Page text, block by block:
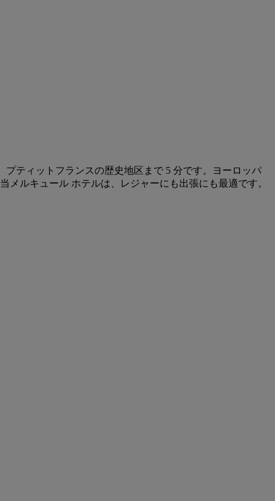
ティットフランスの歴史地区まで 5 分です。ヨーロッパ
ルキュール ホテルは、レジャーにも出張にも最適です。